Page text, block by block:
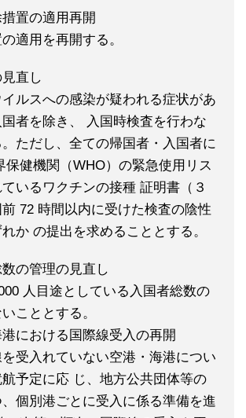
置の適用再開
適用を再開する。
直し
ルスへの感染が疑われる症状があ
者を除き、 入国時検査を行わな
ただし、全ての帰国者・入国者に
保健機関（WHO）の緊急使用リス
ているワクチンの接種 証明書（３
72 時間以内に受けた検査の陰性
か の提出を求めることとする。
の管理の見直し
人目途としている入国者総数の
こととする。
における国際線受入の再開
受入れていない空港・海港につい
予定に応 じ、地方公共団体等の
個別港ごとに受入に係る準備を進